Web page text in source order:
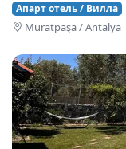
Апарт отель / Вилла
Muratpaşa / Antalya